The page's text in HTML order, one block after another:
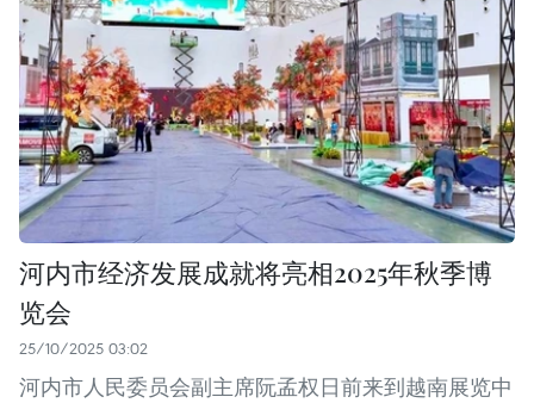
河内市经济发展成就将亮相2025年秋季博
览会
25/10/2025 03:02
河内市人民委员会副主席阮孟权日前来到越南展览中